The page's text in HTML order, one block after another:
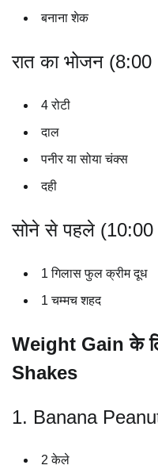
बनाना शेक
रात का भोजन
4 रोटी
दाल
पनीर या सोया चंक्स
दही
सोने से पहले (10:00
1 गिलास फुल क्रीम दूध
1 चम्मच शहद
Weight Gain के
Shakes
1. Banana
2 केले